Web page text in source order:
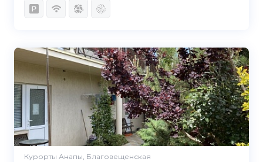
Курорты Анапы, Благовещенская